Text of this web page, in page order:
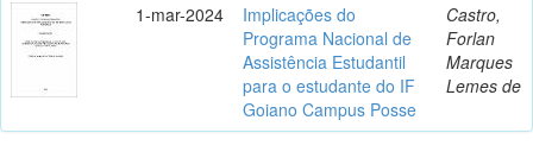
1-mar-2024
Implicações do
Programa Nacional de
Assistência Estudantil
para o estudante do IF
Goiano Campus Posse
Castro,
Forlan
Marques
Lemes de